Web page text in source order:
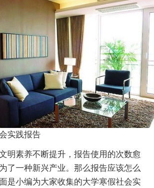
实践报告
明素养不断提升，报告使用的次数愈
了一种新兴产业。那么报告应该怎么
是小编为大家收集的大学寒假社会实